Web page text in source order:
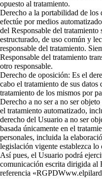
opuesto al tratamiento.
Derecho a la portabilidad de los
efectúe por medios
del Responsable del tratamiento
estructurado, de uso común y
responsable del tratamiento.
Responsable del tratamiento
otro responsable.
Derecho de oposición: Es el
cabo el tratamiento de sus datos
tratamiento de los mismos por
Derecho a no ser a no ser
el tratamiento automatizado,
derecho del Usuario a no ser
basada únicamente en el
personales, incluida la
legislación vigente establezca lo
Así pues, el Usuario podrá
comunicación escrita dirigida al
referencia